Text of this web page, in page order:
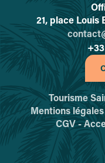
21, place Louis
Tourisme
Mentions
CGV -